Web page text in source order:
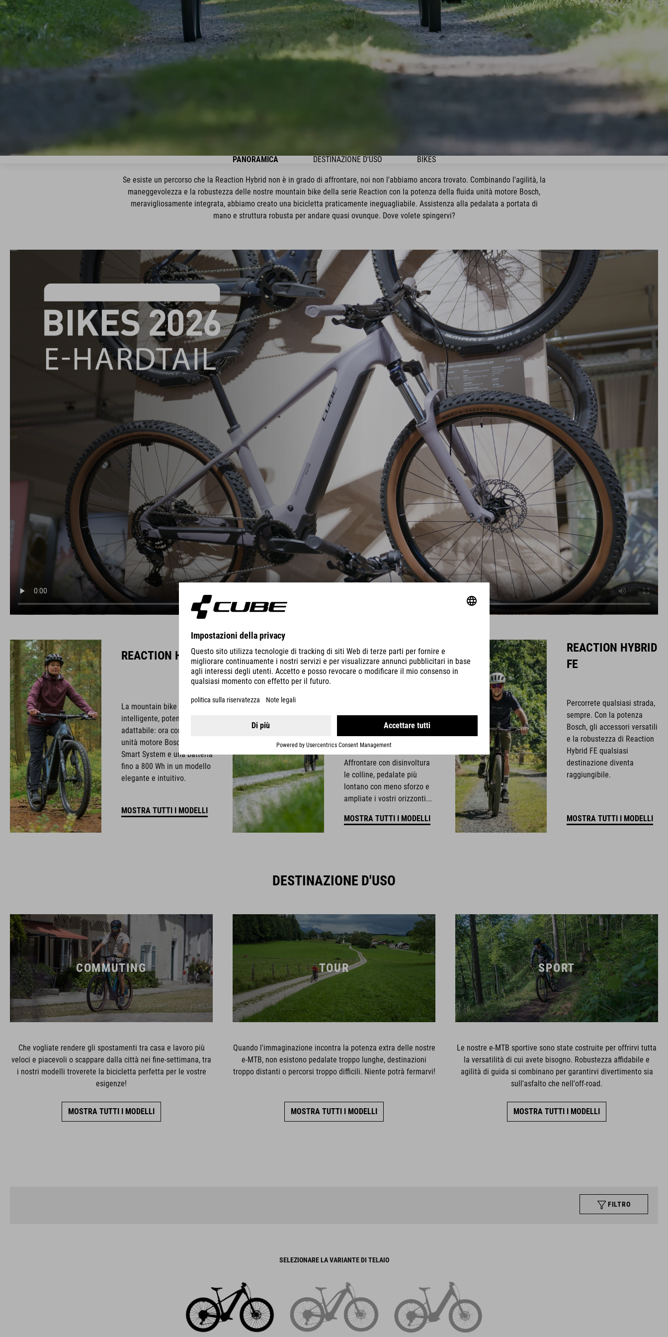
PANORAMICA DESTINAZIONE D'USO BIKES
Se esiste un percorso che la Reaction Hybrid non è in grado di affrontare, noi non l'abbiamo ancora trovato. Combinando l'agilità, la
maneggevolezza e la robustezza delle nostre mountain bike della serie Reaction con la potenza della fluida unità motore Bosch,
meravigliosamente integrata, abbiamo creato una bicicletta praticamente ineguagliabile. Assistenza alla pedalata a portata di
mano e struttura robusta per andare quasi ovunque. Dove volete spingervi?
REACTION HYBRID
La mountain bike ibrida
intelligente, potente e
adattabile: ora con la nuova
unità motore Bosch CX, lo
Smart System e una batteria
fino a 800 Wh in un modello
elegante e intuitivo.
MOSTRA TUTTI I MODELLI
REACTION HYBRID
PERFORMANCE
la versatilità a prova di ogni
terreno e la praticità CUBE,
dando vita a una
combinazione imbattibile.
Affrontare con disinvoltura
le colline, pedalate più
lontano con meno sforzo e
ampliate i vostri orizzonti...
MOSTRA TUTTI I MODELLI
REACTION HYBRID
FE
Percorrete qualsiasi strada,
sempre. Con la potenza
Bosch, gli accessori versatili
e la robustezza di Reaction
Hybrid FE qualsiasi
destinazione diventa
raggiungibile.
MOSTRA TUTTI I MODELLI
DESTINAZIONE D'USO
COMMUTING
Che vogliate rendere gli spostamenti tra casa e lavoro più
veloci e piacevoli o scappare dalla città nei fine-settimana, tra
i nostri modelli troverete la bicicletta perfetta per le vostre
esigenze!
MOSTRA TUTTI I MODELLI
TOUR
Quando l'immaginazione incontra la potenza extra delle nostre
e-MTB, non esistono pedalate troppo lunghe, destinazioni
troppo distanti o percorsi troppo difficili. Niente potrà fermarvi!
MOSTRA TUTTI I MODELLI
SPORT
Le nostre e-MTB sportive sono state costruite per offrirvi tutta
la versatilità di cui avete bisogno. Robustezza affidabile e
agilità di guida si combinano per garantirvi divertimento sia
sull'asfalto che nell'off-road.
MOSTRA TUTTI I MODELLI
FILTRO
SELEZIONARE LA VARIANTE DI TELAIO